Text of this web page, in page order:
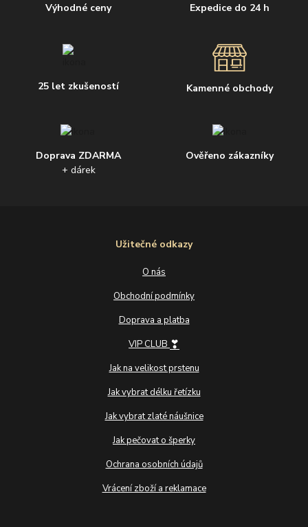
Výhodné ceny Expedice do 24 h
25 let zkušeností Kamenné obchody
Doprava ZDARMA
+ dárek
Ověřeno zákazníky
Užitečné odkazy
O nás
Obchodní podmínky
Doprava a platba
VIP CLUB ❣
Jak na velikost prstenu
Jak vybrat délku řetízku
Jak vybrat zlaté náušnice
Jak pečovat o šperky
Ochrana osobních údajů
Vrácení zboží a reklamace